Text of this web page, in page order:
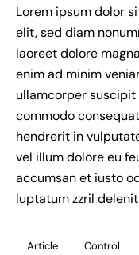
Lorem ipsum dolor
elit, sed diam
laoreet dolore
enim ad minim
ullamcorper
commodo
hendrerit in
vel illum dolore eu
accumsan et iusto
luptatum zzril
Article Control